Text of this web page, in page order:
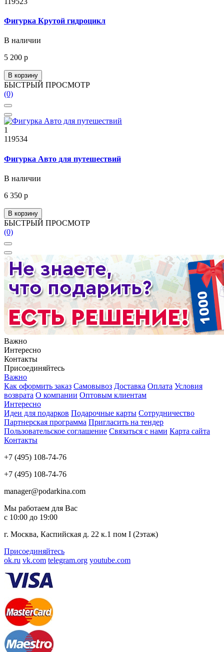
Фигурка Крутой гидроцикл
В наличии
5 200 р
В корзину
БЫСТРЫЙ ПРОСМОТР
(0)
1
119534
Фигурка Авто для путешествий
В наличии
6 350 р
В корзину
БЫСТРЫЙ ПРОСМОТР
(0)
Важно
Интересно
Контакты
Присоединяйтесь
Важно
Как оформить заказ Самовывоз Доставка Оплата Условия
возврата О компании Оптовым клиентам
Интересно
Идеи для подарков Подарочные карты Сотрудничество
Партнерская программа Пригласить на тендер
Пользовательское соглашение Связаться с нами Карта сайта
Контакты
+7 (495) 108-74-76
+7 (495) 108-74-76
manager@podarkina.com
Мы работаем для Вас
с 10:00 до 19:00
г. Москва, Каспийская д. 22 к.1 пом I (2этаж)
Присоединяйтесь
ok.ru vk.com telegram.org youtube.com